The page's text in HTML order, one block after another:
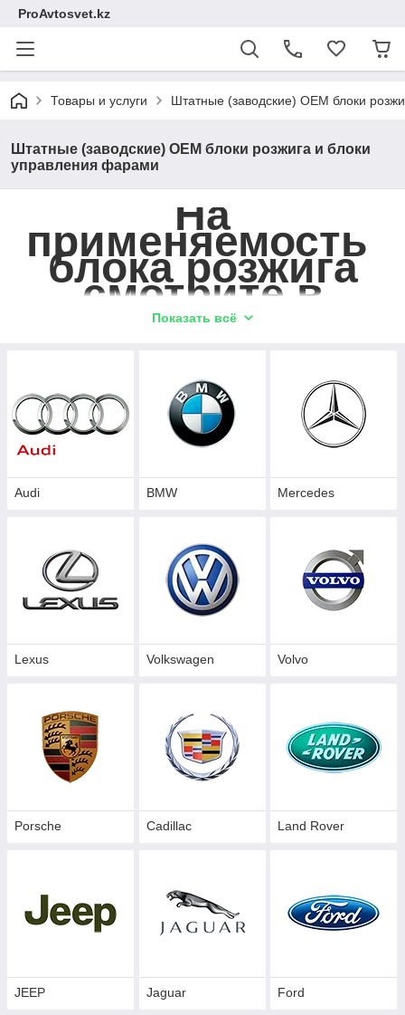
ProAvtosvet.kz
Товары и услуги Штатные (заводские) OEM блоки
Штатные (заводские) OEM блоки розжига и блоки
управления фарами
На
применяемость
блока розжига
смотрите в
описаний
воспользуйтесь
поиском на
сайте.
(указывается
модель машины
либо кузов)
Показать всё
Audi BMW Mercedes
Lexus Volkswagen Volvo
Porsche Cadillac Land Rover
JEEP Jaguar Ford